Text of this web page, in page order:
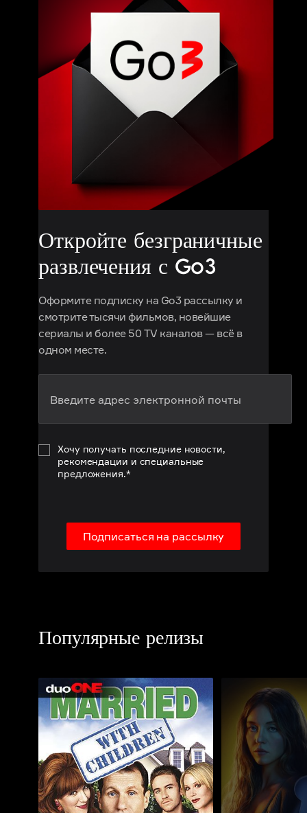
Откройте безграничные
развлечения с Go3
Оформите подписку на Go3 рассылку и
смотрите тысячи фильмов, новейшие
сериалы и более 50 TV каналов — всё в
одном месте.
Хочу получать последние новости,
рекомендации и специальные
предложения.*
Подписаться на рассылку
Популярные релизы